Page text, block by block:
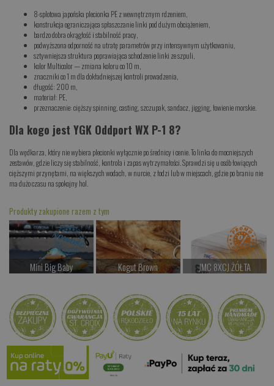
8-splotowa japońska plecionka PE z wewnętrznym rdzeniem,
konstrukcja ograniczająca spłaszczanie linki pod dużym obciążeniem,
bardzo dobra okrągłość i stabilność pracy,
podwyższona odporność na utratę parametrów przy intensywnym użytkowaniu,
sztywniejsza struktura poprawiająca schodzenie linki ze szpuli,
kolor Multicolor — zmiana koloru co 10 m,
znaczniki co 1 m dla dokładniejszej kontroli prowadzenia,
długość: 200 m,
materiał: PE,
przeznaczenie: cięższy spinning, casting, szczupak, sandacz, jigging, łowienie morskie.
Dla kogo jest YGK Oddport WX P-1 8?
Dla wędkarza, który nie wybiera plecionki wyłącznie po średnicy i cenie. To linka do mocniejszych
zestawów, gdzie liczy się stabilność, kontrola i zapas wytrzymałości. Sprawdzi się u osób łowiących
cięższymi przynętami, na większych wodach, w nurcie, z łodzi lub w miejscach, gdzie po braniu nie
ma dużo czasu na spokojny hol.
Produkty zakupione razem z tym
Mini Big Baby
Kup teraz >
Kogut Brown
Kup teraz >
JMC 8XCJ ŻÓŁTA
Kup teraz >
Twin Power XD
Czekamy na dostawę
Kup teraz >